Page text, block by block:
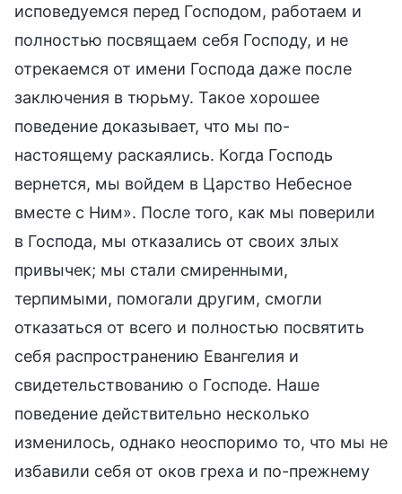
исповедуемся перед Господом, работаем и
полностью посвящаем себя Господу, и не
отрекаемся от имени Господа даже после
заключения в тюрьму. Такое хорошее
поведение доказывает, что мы по-
настоящему раскаялись. Когда Господь
вернется, мы войдем в Царство Небесное
вместе с Ним». После того, как мы поверили
в Господа, мы отказались от своих злых
привычек; мы стали смиренными,
терпимыми, помогали другим, смогли
отказаться от всего и полностью посвятить
себя распространению Евангелия и
свидетельствованию о Господе. Наше
поведение действительно несколько
изменилось, однако неоспоримо то, что мы не
избавили себя от оков греха и по-прежнему